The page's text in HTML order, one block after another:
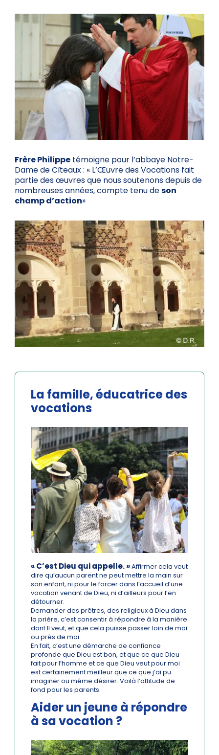
Frère Philippe témoigne pour l’abbaye Notre-
Dame de Cîteaux : « L’Œuvre des Vocations fait
partie des œuvres que nous soutenons depuis de
nombreuses années, compte tenu deson
champ d’action»
La famille, éducatrice des
vocations
« C’est Dieu qui appelle. »Affirmer cela veut
dire qu’aucun parent ne peut mettre la main sur
son enfant, ni pour le forcer dans l’accueil d’une
vocation venant de Dieu, ni d’ailleurs pour l’en
détourner.
Demander des prêtres, des religieux à Dieu dans
la prière, c’est consentir à répondre à la manière
dont Il veut, et que cela puisse passer loin de moi
ou près de moi.
En fait, c’est une démarche de confiance
profonde que Dieu est bon, et que ce que Dieu
fait pour l’homme et ce que Dieu veut pour moi
est certainement meilleur que ce que j’ai pu
imaginer ou même désirer. Voilà l’attitude de
fond pour les parents.
Aider un jeune à répondre
à sa vocation ?